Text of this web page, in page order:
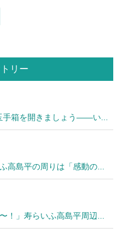
リー
手箱を開きましょう――い...
高島平の周りは「感動の...
！」寿らいふ高島平周辺...